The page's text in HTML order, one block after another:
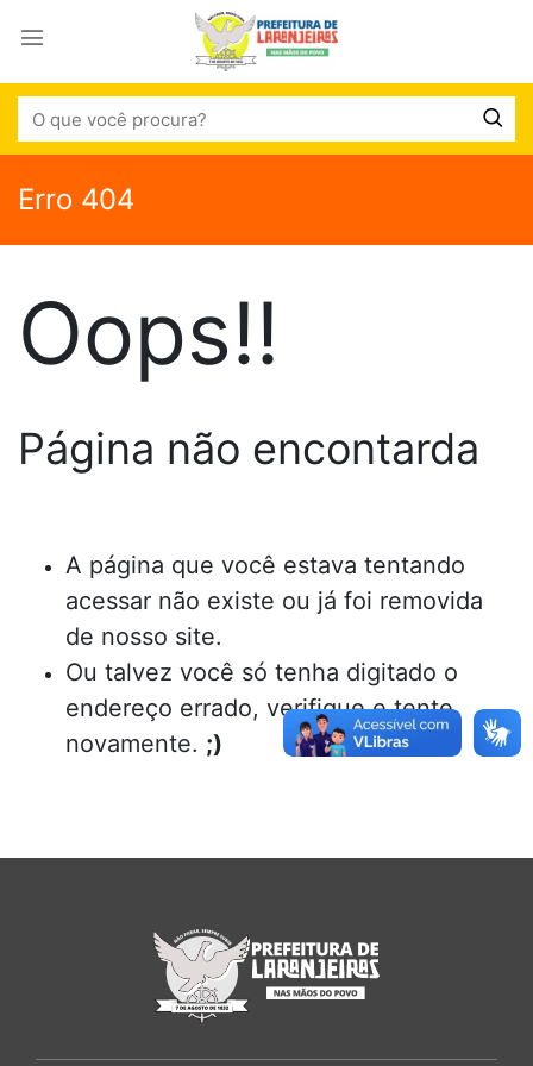
Erro 404
Oops!!
Página não encontarda
A página que você estava tentando
acessar não existe ou já foi removida
de nosso site.
Ou talvez você só tenha digitado o
endereço errado, verifique e tente
novamente. ;)